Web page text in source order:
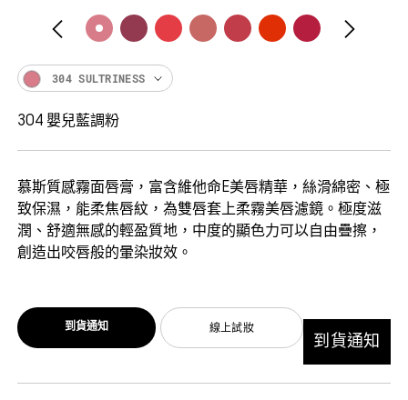
慕斯質感霧面唇膏，富含維他命E美唇精華，絲滑綿密、極
致保濕，能柔焦唇紋，為雙唇套上柔霧美唇濾鏡。極度滋
潤、舒適無感的輕盈質地，中度的顯色力可以自由疊擦，
創造出咬唇般的暈染妝效。
304 SULTRINESS
304 嬰兒藍調粉
到貨通知
線上試妝
到貨通知